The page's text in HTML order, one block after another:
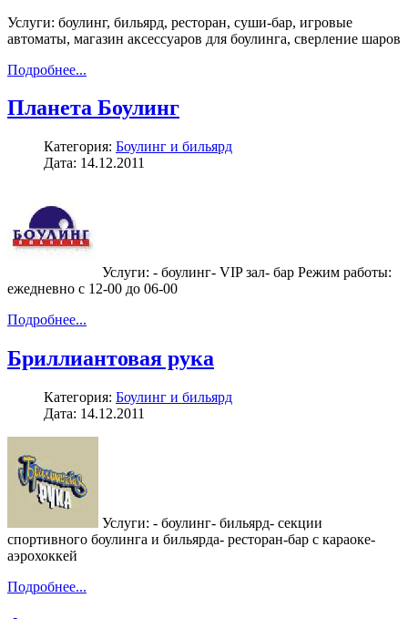
Услуги: боулинг, бильярд, ресторан, суши-бар, игровые
автоматы, магазин аксессуаров для боулинга, сверление шаров
Подробнее...
Планета Боулинг
Категория: Боулинг и бильярд
Дата: 14.12.2011
Услуги: - боулинг- VIP зал- бар Режим работы:
ежедневно с 12-00 до 06-00
Подробнее...
Бриллиантовая рука
Категория: Боулинг и бильярд
Дата: 14.12.2011
Услуги: - боулинг- бильярд- секции
спортивного боулинга и бильярда- ресторан-бар с караоке-
аэрохоккей
Подробнее...